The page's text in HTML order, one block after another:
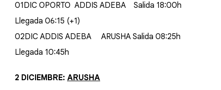
01DIC OPORTO ADDIS ADEBA Salida 18:00h
Llegada 06:15 (+1)
02DIC ADDIS ADEBA ARUSHA Salida 08:25h
Llegada 10:45h
2 DICIEMBRE: ARUSHA